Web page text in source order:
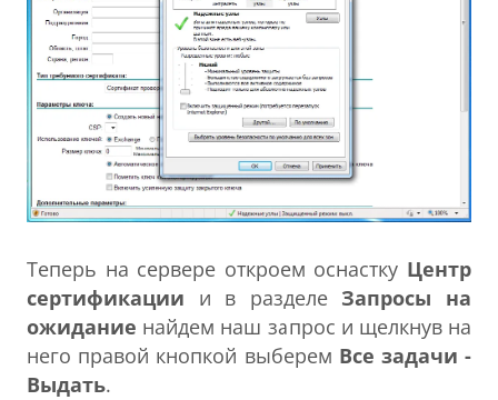
Теперь на сервере откроем оснастку Центр
сертификации и в разделе Запросы на
ожидание найдем наш запрос и щелкнув на
него правой кнопкой выберем Все задачи -
Выдать.